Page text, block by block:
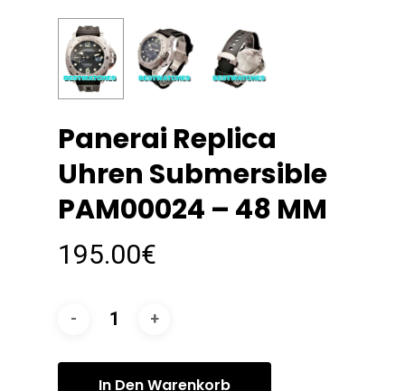
Panerai Replica
Uhren Submersible
PAM00024 – 48 MM
195.00€
In Den Warenkorb